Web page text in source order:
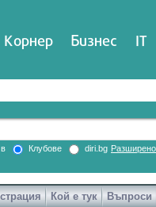
Корнер Бизнес IT
Клубове diri.bg
Кой е тук Въпроси